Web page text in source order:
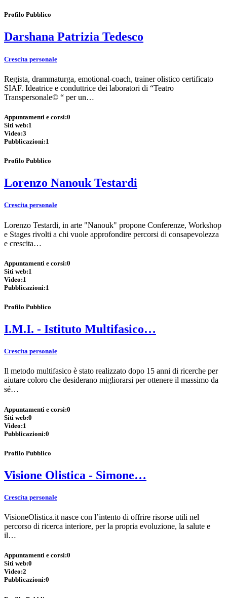
Profilo Pubblico
Darshana Patrizia Tedesco
Crescita personale
Regista, drammaturga, emotional-coach, trainer olistico certificato
SIAF. Ideatrice e conduttrice dei laboratori di “Teatro
Transpersonale© “ per un…
Appuntamenti e corsi:0
Siti web:1
Video:3
Pubblicazioni:1
Profilo Pubblico
Lorenzo Nanouk Testardi
Crescita personale
Lorenzo Testardi, in arte "Nanouk" propone Conferenze, Workshop
e Stages rivolti a chi vuole approfondire percorsi di consapevolezza
e crescita…
Appuntamenti e corsi:0
Siti web:1
Video:1
Pubblicazioni:1
Profilo Pubblico
I.M.I. - Istituto Multifasico…
Crescita personale
Il metodo multifasico è stato realizzato dopo 15 anni di ricerche per
aiutare coloro che desiderano migliorarsi per ottenere il massimo da
sé…
Appuntamenti e corsi:0
Siti web:0
Video:1
Pubblicazioni:0
Profilo Pubblico
Visione Olistica - Simone…
Crescita personale
VisioneOlistica.it nasce con l’intento di offrire risorse utili nel
percorso di ricerca interiore, per la propria evoluzione, la salute e
il…
Appuntamenti e corsi:0
Siti web:0
Video:2
Pubblicazioni:0